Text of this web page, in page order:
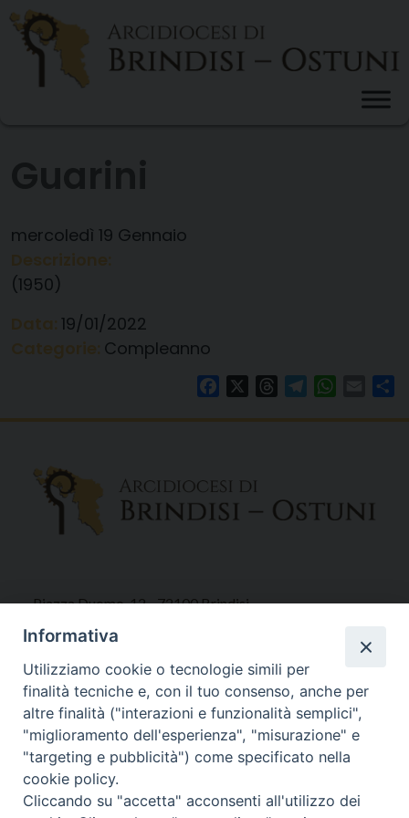
Skip
content
mercoledì 19 Gennaio
(1950)
19/01/2022
Compleanno
FacebookThreadsTelegram Email
Piazza Duomo, 12 - 72100 Brindisi
Tel 0831.521958
Fax 0831.528315
Orari Curia
Mar. / Mer. / Giov. ore 9 - 13
nei mesi estivi solo Martedì ore 9 - 13
Informativa
Utilizziamo cookie o tecnologie simili per
finalità tecniche e, con il tuo consenso, anche per
altre finalità ("interazioni e funzionalità semplici",
"miglioramento dell'esperienza", "misurazione" e
"targeting e pubblicità") come specificato nella
cookie policy.
Cliccando su "accetta" acconsenti all'utilizzo dei